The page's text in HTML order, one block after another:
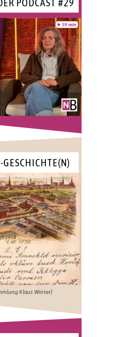
PODCAST #29
Klaus Winter)